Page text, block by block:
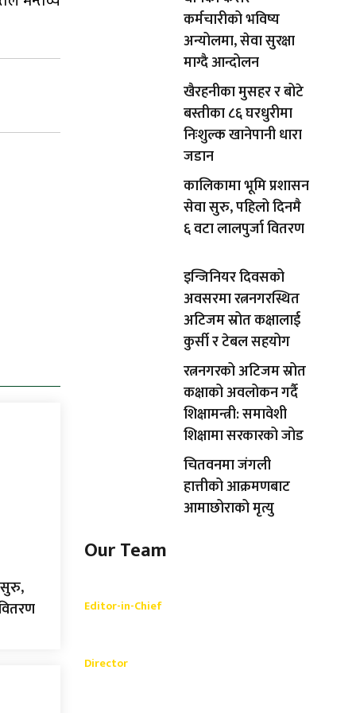
सुरु,
कर्मचारीको भविष्य
अन्योलमा, सेवा सुरक्षा
माग्दै आन्दोलन
खैरहनीका मुसहर र बोटे
बस्तीका ८६ घरधुरीमा
निःशुल्क खानेपानी धारा
जडान
कालिकामा भूमि प्रशासन
सेवा सुरु, पहिलो दिनमै
६ वटा लालपुर्जा वितरण
इन्जिनियर दिवसको
अवसरमा रत्ननगरस्थित
अटिजम स्रोत कक्षालाई
कुर्सी र टेबल सहयोग
रत्ननगरको अटिजम स्रोत
कक्षाको अवलोकन गर्दै
शिक्षामन्त्री: समावेशी
शिक्षामा सरकारको जोड
चितवनमा जंगली
हात्तीको आक्रमणबाट
आमाछोराको मृत्यु
Our Team
Editor-in-Chief
Director